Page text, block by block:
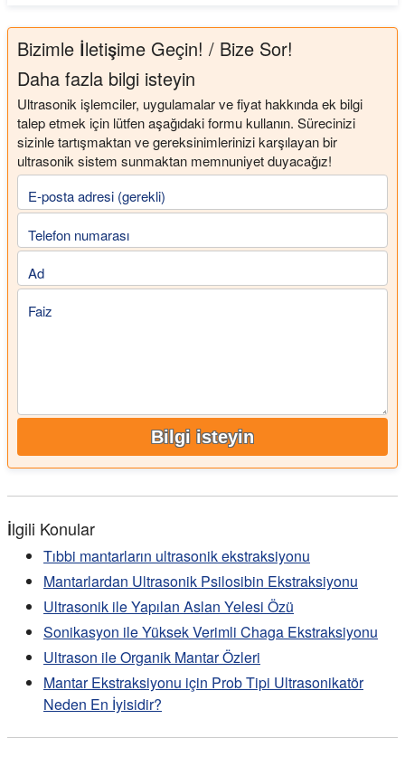
Bizimle İletişime Geçin! / Bize Sor!
Daha fazla bilgi isteyin
Ultrasonik işlemciler, uygulamalar ve fiyat hakkında ek bilgi
talep etmek için lütfen aşağıdaki formu kullanın. Sürecinizi
sizinle tartışmaktan ve gereksinimlerinizi karşılayan bir
ultrasonik sistem sunmaktan memnuniyet duyacağız!
E-posta adresi (gerekli)
Telefon numarası
Ad
Faiz
Bilgi isteyin
İlgili Konular
Tıbbi mantarların ultrasonik ekstraksiyonu
Mantarlardan Ultrasonik Psilosibin Ekstraksiyonu
Ultrasonik ile Yapılan Aslan Yelesi Özü
Sonikasyon ile Yüksek Verimli Chaga Ekstraksiyonu
Ultrason ile Organik Mantar Özleri
Mantar Ekstraksiyonu için Prob Tipi Ultrasonikatör
Neden En İyisidir?